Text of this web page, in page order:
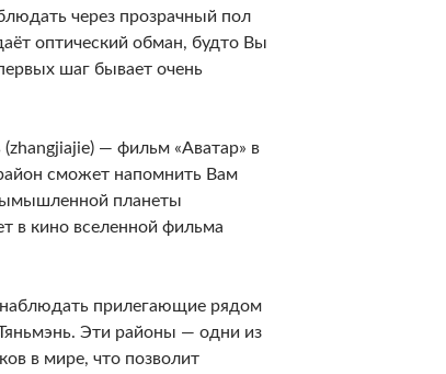
через прозрачный пол
оптический обман, будто Вы
шаг бывает очень
— фильм «Аватар» в
сможет напомнить Вам
планеты
в кино вселенной фильма
прилегающие рядом
Эти районы — одни из
в мире, что позволит